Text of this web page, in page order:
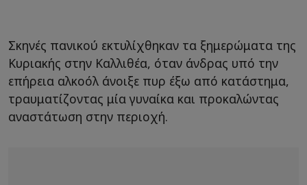
Σκηνές πανικού εκτυλίχθηκαν τα ξημερώματα της
Κυριακής στην Καλλιθέα, όταν άνδρας υπό την
επήρεια αλκοόλ άνοιξε πυρ έξω από κατάστημα,
τραυματίζοντας μία γυναίκα και προκαλώντας
αναστάτωση στην περιοχή.